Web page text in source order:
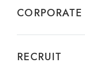
CORPORATE
RECRUIT